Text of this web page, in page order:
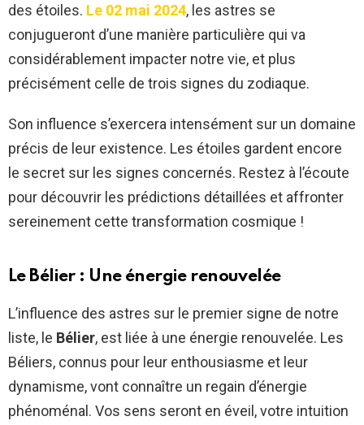
des étoiles. Le 02 mai 2024, les astres se
conjugueront d’une manière particulière qui va
considérablement impacter notre vie, et plus
précisément celle de trois signes du zodiaque.
Son influence s’exercera intensément sur un domaine
précis de leur existence. Les étoiles gardent encore
le secret sur les signes concernés. Restez à l’écoute
pour découvrir les prédictions détaillées et affronter
sereinement cette transformation cosmique !
Le Bélier : Une énergie renouvelée
L’influence des astres sur le premier signe de notre
liste, le Bélier, est liée à une énergie renouvelée. Les
Béliers, connus pour leur enthousiasme et leur
dynamisme, vont connaître un regain d’énergie
phénoménal. Vos sens seront en éveil, votre intuition